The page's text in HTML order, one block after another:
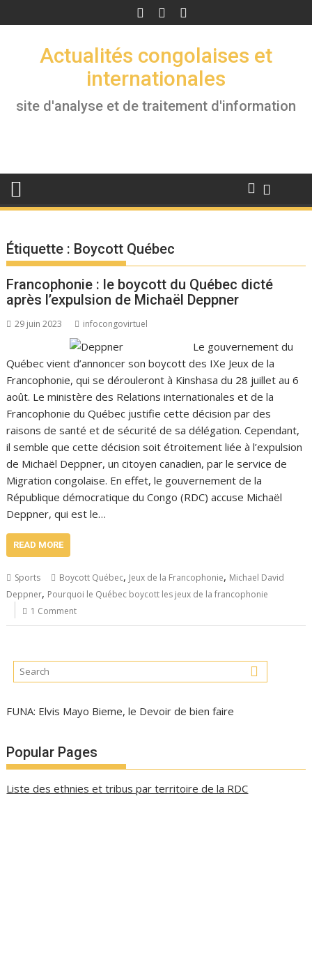
to
Actualités congolaises et
internationales
site d'analyse et de traitement d'information
Étiquette : Boycott Québec
Francophonie : le boycott du Québec dicté
après l’expulsion de Michaël Deppner
29 juin 2023 infocongovirtuel
Le gouvernement du
Québec vient d’annoncer son boycott des IXe Jeux de la
Francophonie, qui se dérouleront à Kinshasa du 28 juillet au 6
août. Le ministère des Relations internationales et de la
Francophonie du Québec justifie cette décision par des
raisons de santé et de sécurité de sa délégation. Cependant,
il semble que cette décision soit étroitement liée à l’expulsion
de Michaël Deppner, un citoyen canadien, par le service de
Migration congolaise. En effet, le gouvernement de la
République démocratique du Congo (RDC) accuse Michaël
Deppner, qui est le…
READ MORE
Sports Boycott Québec, Jeux de la Francophonie, Michael David
Deppner, Pourquoi le Québec boycott les jeux de la francophonie
1 Comment
FUNA: Elvis Mayo Bieme, le Devoir de bien faire
Popular Pages
Liste des ethnies et tribus par territoire de la RDC